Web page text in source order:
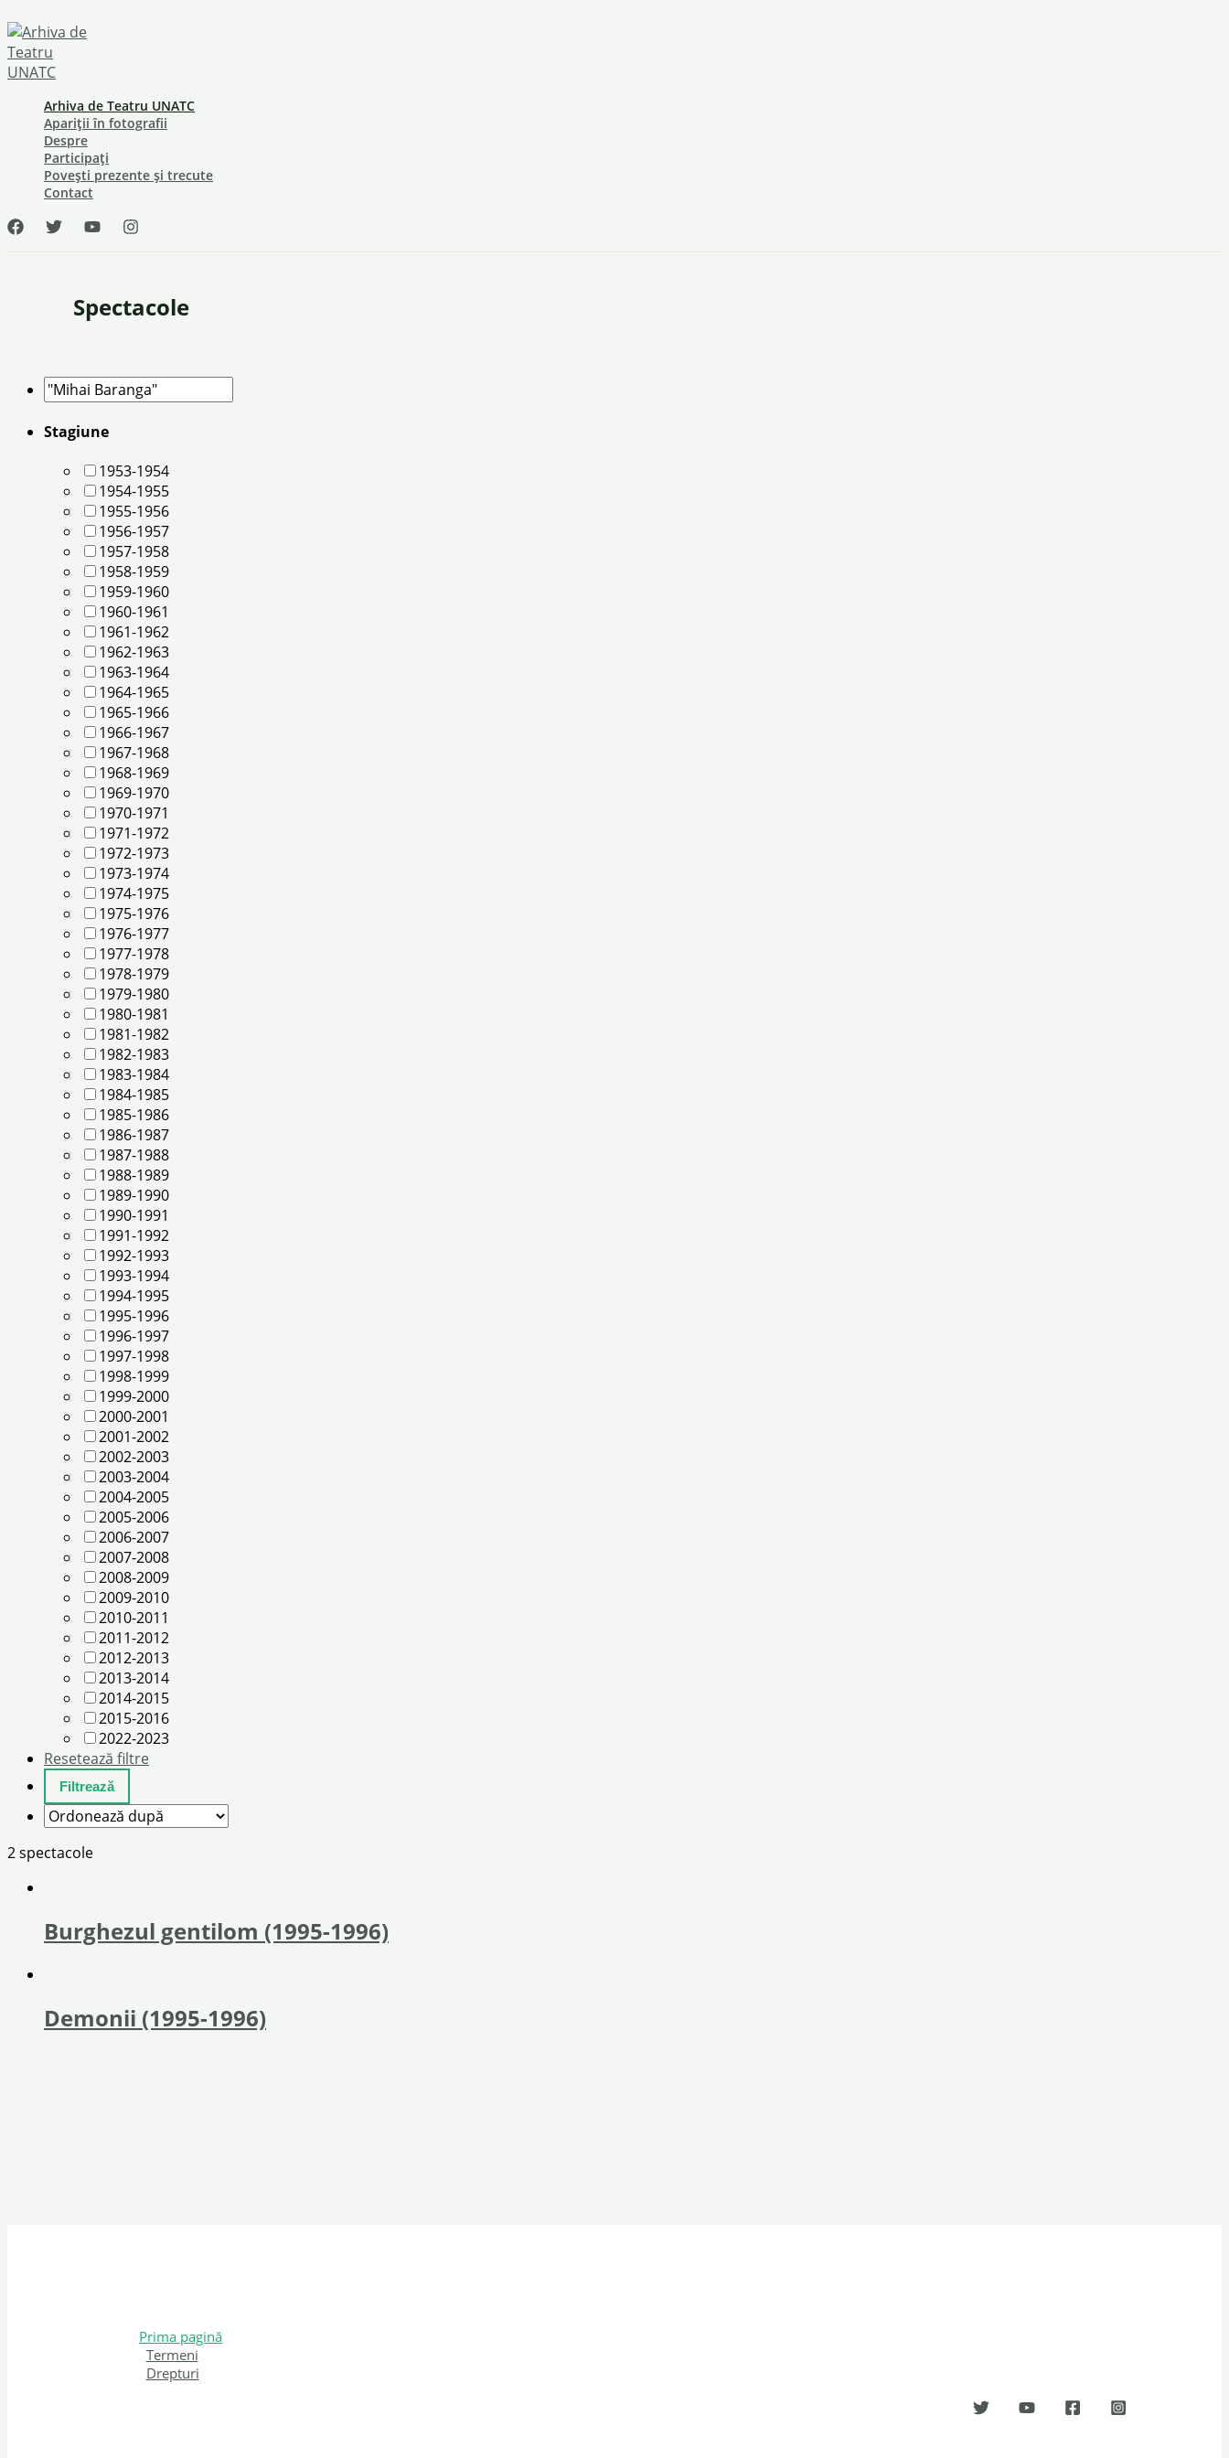
to
content
Arhiva de Teatru UNATC
Apariții în fotografii
Despre
Participați
Povești prezente și trecute
Contact
Spectacole
Stagiune
1953-1954
1954-1955
1955-1956
1956-1957
1957-1958
1958-1959
1959-1960
1960-1961
1961-1962
1962-1963
1963-1964
1964-1965
1965-1966
1966-1967
1967-1968
1968-1969
1969-1970
1970-1971
1971-1972
1972-1973
1973-1974
1974-1975
1975-1976
1976-1977
1977-1978
1978-1979
1979-1980
1980-1981
1981-1982
1982-1983
1983-1984
1984-1985
1985-1986
1986-1987
1987-1988
1988-1989
1989-1990
1990-1991
1991-1992
1992-1993
1993-1994
1994-1995
1995-1996
1996-1997
1997-1998
1998-1999
1999-2000
2000-2001
2001-2002
2002-2003
2003-2004
2004-2005
2005-2006
2006-2007
2007-2008
2008-2009
2009-2010
2010-2011
2011-2012
2012-2013
2013-2014
2014-2015
2015-2016
2022-2023
Resetează filtre
2 spectacole
Burghezul gentilom (1995-1996)
Demonii (1995-1996)
Prima pagină
Termeni
Drepturi